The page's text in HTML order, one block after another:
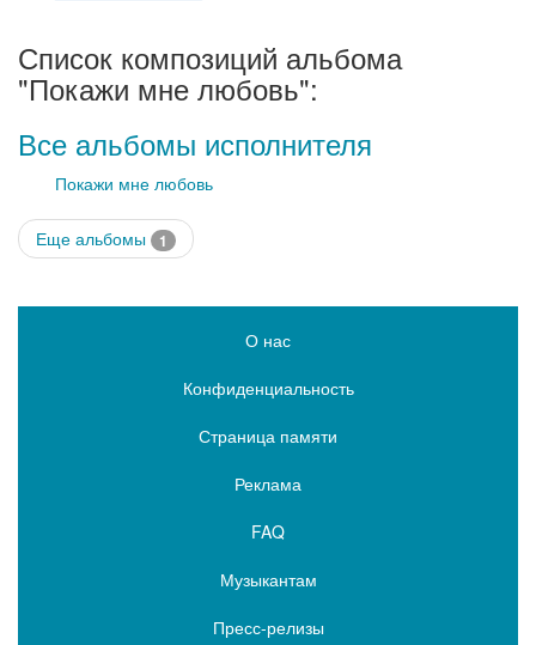
Список композиций альбома
"Покажи мне любовь":
Все альбомы исполнителя
Покажи мне любовь
Еще альбомы 1
О нас
Конфиденциальность
Страница памяти
Реклама
FAQ
Музыкантам
Пресс-релизы